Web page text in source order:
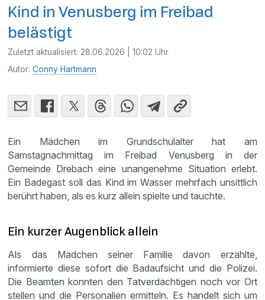
Kind in Venusberg im Freibad
belästigt
Zuletzt aktualisiert: 28.06.2026 | 10:02 Uhr
Autor:Conny Hartmann
Ein Mädchen im Grundschulalter hat am
Samstagnachmittag im Freibad Venusberg in der
Gemeinde Drebach eine unangenehme Situation erlebt.
Ein Badegast soll das Kind im Wasser mehrfach unsittlich
berührt haben, als es kurz allein spielte und tauchte.
Ein kurzer Augenblick allein
Als das Mädchen seiner Familie davon erzählte,
informierte diese sofort die Badaufsicht und die Polizei.
Die Beamten konnten den Tatverdächtigen noch vor Ort
stellen und die Personalien ermitteln. Es handelt sich um